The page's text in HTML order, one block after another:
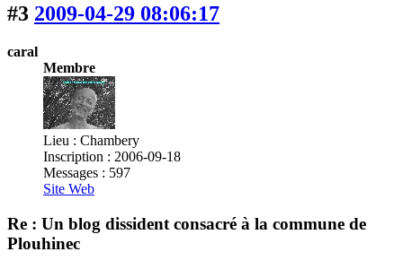
#3 2009-04-29 08:06:17
caral
Membre
Lieu : Chambery
Inscription : 2006-09-18
Messages : 597
Site Web
Re : Un blog dissident consacré à la commune de
Plouhinec